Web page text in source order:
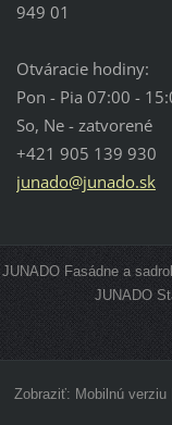
949 01
Otváracie hodiny:
Pon - Pia 07:00 -
So, Ne - zatvorené
+421 905 139 930
junado@junado.sk
JUNADO Fasádne a
JUNADO
Zobraziť: Mobilnú verziu|